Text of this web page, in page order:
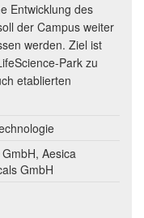
Entwicklung des
der Campus weiter
werden. Ziel ist
Park zu
etablierten
Aesica
GmbH